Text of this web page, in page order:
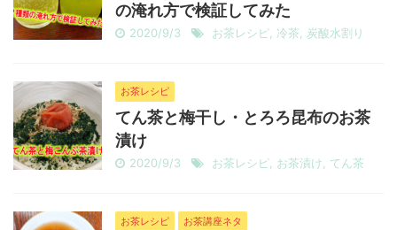
の淹れ方で検証してみた
2020/9/3 お茶レシピ 冷茶 炭酸水割り
お茶レシピ
てん茶と梅干し・とろろ昆布のお茶
漬け
2020/9/3 お茶レシピ お茶漬け てん茶
お茶レシピ お茶講座ネタ